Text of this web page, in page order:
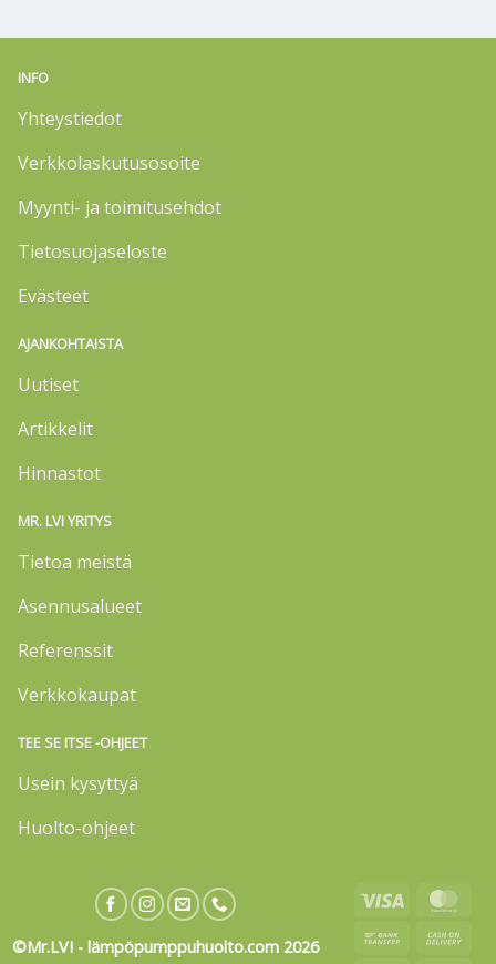
INFO
Yhteystiedot
Verkkolaskutusosoite
Myynti- ja toimitusehdot
Tietosuojaseloste
Evästeet
AJANKOHTAISTA
Uutiset
Artikkelit
Hinnastot
MR. LVI YRITYS
Tietoa meistä
Asennusalueet
Referenssit
Verkkokaupat
TEE SE ITSE -OHJEET
Usein kysyttyä
Huolto-ohjeet
©Mr.LVI - lämpöpumppuhuolto.com 2026
Visa
Bank